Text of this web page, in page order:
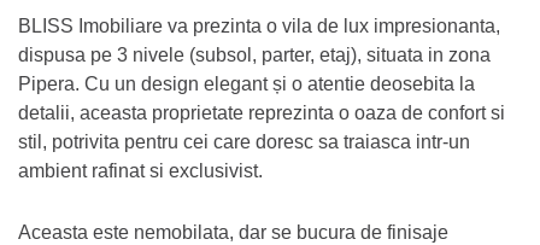
BLISS Imobiliare va prezinta o vila de lux impresionanta,
dispusa pe 3 nivele (subsol, parter, etaj), situata in zona
Pipera. Cu un design elegant și o atentie deosebita la
detalii, aceasta proprietate reprezinta o oaza de confort si
stil, potrivita pentru cei care doresc sa traiasca intr-un
ambient rafinat si exclusivist.
Aceasta este nemobilata, dar se bucura de finisaje